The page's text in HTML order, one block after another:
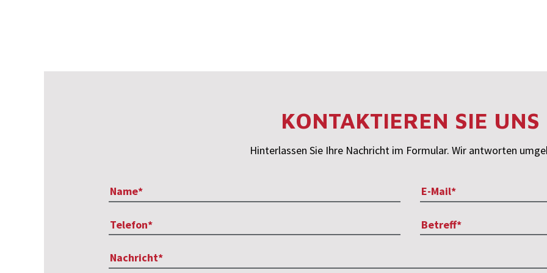
KONTAKTIEREN SIE UNS
Hinterlassen Sie Ihre Nachricht im Formular. Wir antworten